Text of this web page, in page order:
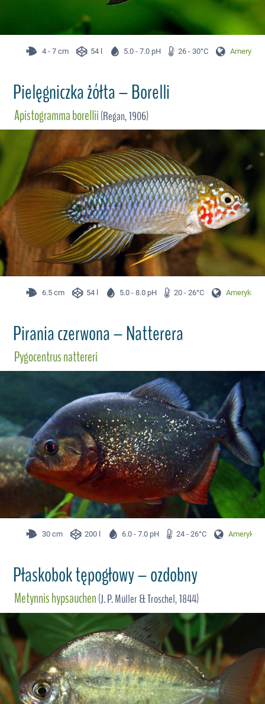
4 - 7 cm 54 l 5.0 - 7.0 pH 26 - 30°C Ameryka
Pielęgniczka żółta – Borelli
Apistogramma borellii(Regan, 1906)
6.5 cm 54 l 5.0 - 8.0 pH 20 - 26°C Ameryka
Pirania czerwona – Natterera
Pygocentrus nattereri
30 cm 200 l 6.0 - 7.0 pH 24 - 26°C Ameryka
Płaskobok tępogłowy – ozdobny
Metynnis hypsauchen(J. P. Müller & Troschel, 1844)